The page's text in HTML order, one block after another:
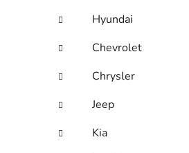
Hyundai
Chevrolet
Chrysler
Jeep
Kia